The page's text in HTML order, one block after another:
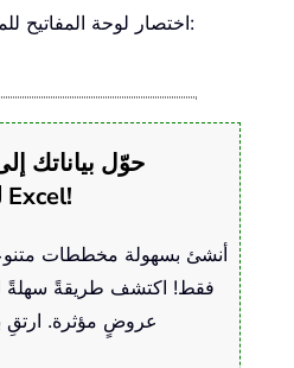
اختصار لوحة المفاتيح للمخططات في التحليل السريع:
حوّل بياناتك
مخططات Kutools لـ Excel!
أنشئ بسهولة مخططات
فقط! اكتشف طريقةً سهلةً
عروضٍ مؤثرة. ارتقِ